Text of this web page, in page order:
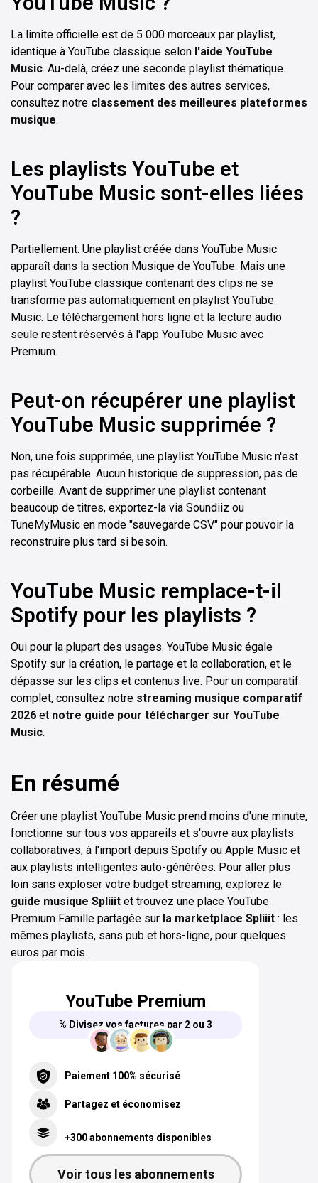
La limite officielle est de 5 000 morceaux par playlist,
identique à YouTube classique selon l'aide YouTube
Music. Au-delà, créez une seconde playlist thématique.
Pour comparer avec les limites des autres services,
consultez notre classement des meilleures plateformes
musique.
Les playlists YouTube et
YouTube Music sont-elles liées
?
Partiellement. Une playlist créée dans YouTube Music
apparaît dans la section Musique de YouTube. Mais une
playlist YouTube classique contenant des clips ne se
transforme pas automatiquement en playlist YouTube
Music. Le téléchargement hors ligne et la lecture audio
seule restent réservés à l'app YouTube Music avec
Premium.
Peut-on récupérer une playlist
YouTube Music supprimée ?
Non, une fois supprimée, une playlist YouTube Music n'est
pas récupérable. Aucun historique de suppression, pas de
corbeille. Avant de supprimer une playlist contenant
beaucoup de titres, exportez-la via Soundiiz ou
TuneMyMusic en mode "sauvegarde CSV" pour pouvoir la
reconstruire plus tard si besoin.
YouTube Music remplace-t-il
Spotify pour les playlists ?
Oui pour la plupart des usages. YouTube Music égale
Spotify sur la création, le partage et la collaboration, et le
dépasse sur les clips et contenus live. Pour un comparatif
complet, consultez notre streaming musique comparatif
2026 et notre guide pour télécharger sur YouTube
Music.
En résumé
Créer une playlist YouTube Music prend moins d'une minute,
fonctionne sur tous vos appareils et s'ouvre aux playlists
collaboratives, à l'import depuis Spotify ou Apple Music et
aux playlists intelligentes auto-générées. Pour aller plus
loin sans exploser votre budget streaming, explorez le
guide musique Spliiit et trouvez une place YouTube
Premium Famille partagée sur la marketplace Spliiit : les
mêmes playlists, sans pub et hors-ligne, pour quelques
euros par mois.
YouTube Premium
% Divisez vos factures par 2 ou 3
Paiement 100% sécurisé
Partagez et économisez
+300 abonnements disponibles
Voir tous les abonnements